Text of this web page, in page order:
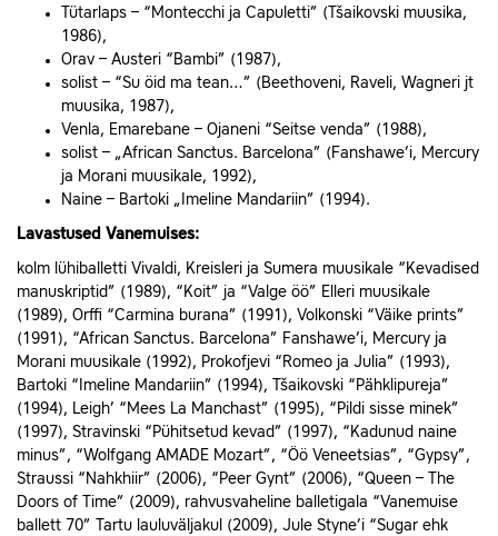
Tütarlaps – “Montecchi ja Capuletti” (Tšaikovski muusika,
1986),
Orav – Austeri “Bambi” (1987),
solist – “Su öid ma tean…” (Beethoveni, Raveli, Wagneri jt
muusika, 1987),
Venla, Emarebane – Ojaneni “Seitse venda” (1988),
solist – „African Sanctus. Barcelona” (Fanshawe’i, Mercury
ja Morani muusikale, 1992),
Naine – Bartoki „Imeline Mandariin” (1994).
Lavastused Vanemuises:
kolm lühiballetti Vivaldi, Kreisleri ja Sumera muusikale “Kevadised
manuskriptid” (1989), “Koit” ja “Valge öö” Elleri muusikale
(1989), Orffi “Carmina burana” (1991), Volkonski “Väike prints”
(1991), “African Sanctus. Barcelona” Fanshawe’i, Mercury ja
Morani muusikale (1992), Prokofjevi “Romeo ja Julia” (1993),
Bartoki “Imeline Mandariin” (1994), Tšaikovski “Pähklipureja”
(1994), Leigh’ “Mees La Manchast” (1995), “Pildi sisse minek”
(1997), Stravinski “Pühitsetud kevad” (1997), “Kadunud naine
minus”, “Wolfgang AMADE Mozart”, “Öö Veneetsias”, “Gypsy”,
Straussi “Nahkhiir” (2006), “Peer Gynt” (2006), “Queen – The
Doors of Time” (2009), rahvusvaheline balletigala “Vanemuise
ballett 70” Tartu lauluväljakul (2009), Jule Styne’i “Sugar ehk